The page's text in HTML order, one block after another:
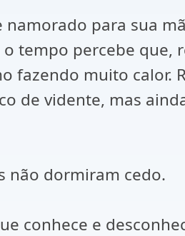
para sua
tempo percebe que,
fazendo muito calor.
de vidente, mas
não dormiram cedo.
conhece e